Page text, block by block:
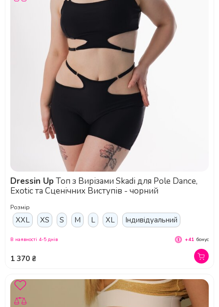
Dressin Up
Exotic та Сценічних Виступів - чорний
Розмір
XXL XS S M L XL Індивідуальний
1 370 ₴
В наявності 4-5 днів +41 бонус